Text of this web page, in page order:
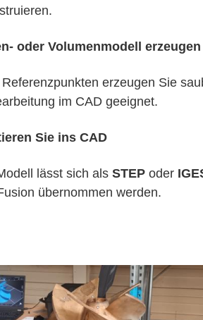
oder Volumenmodell erzeugen
erzeugen Sie
im CAD geeignet.
Sie ins CAD
lässt sich als STEP oder
übernommen werden.